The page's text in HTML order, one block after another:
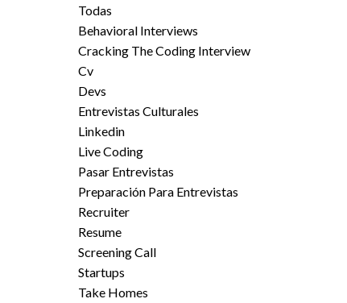
Todas
Behavioral Interviews
Cracking The Coding Interview
Cv
Devs
Entrevistas Culturales
Linkedin
Live Coding
Pasar Entrevistas
Preparación Para Entrevistas
Recruiter
Resume
Screening Call
Startups
Take Homes